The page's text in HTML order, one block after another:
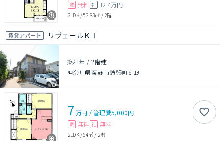
敷 無料 礼 12.4万円
2LDK/52.83㎡ /2階
賃貸アパート リヴェールＫⅠ
築21年 /2階建
神奈川県秦野市鈴張町6-19
7 万円 /管理費5,000円
敷 無料 礼 無料
2LDK/54㎡ / 2階